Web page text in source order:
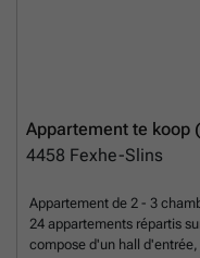
Appartement te koop
4458 Fexhe-Slins
Appartement de 2 - 3
24 appartements répartis
compose d'un hall